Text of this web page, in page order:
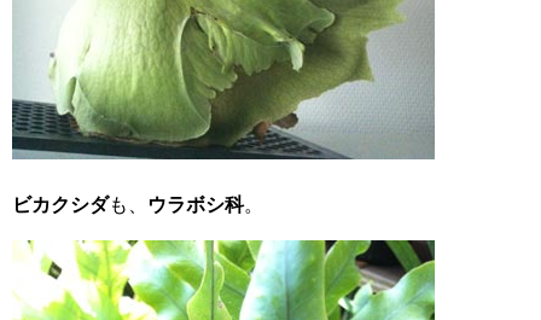
ビカクシダも、 ウラボシ科。